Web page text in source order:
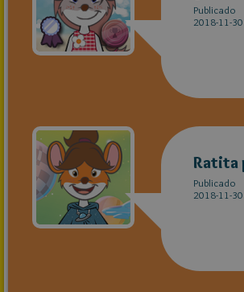
Publicado
2018-11-30
Ratita
Publicado
2018-11-30